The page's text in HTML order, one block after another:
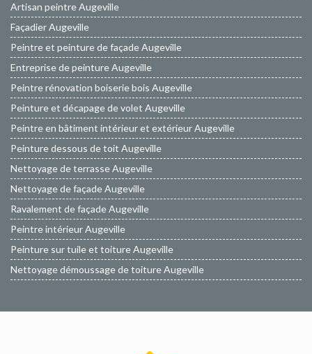
Artisan peintre Augeville
Façadier Augeville
Peintre et peinture de façade Augeville
Entreprise de peinture Augeville
Peintre rénovation boiserie bois Augeville
Peinture et décapage de volet Augeville
Peintre en bâtiment intérieur et extérieur Augeville
Peinture dessous de toit Augeville
Nettoyage de terrasse Augeville
Nettoyage de façade Augeville
Ravalement de façade Augeville
Peintre intérieur Augeville
Peinture sur tuile et toiture Augeville
Nettoyage démoussage de toiture Augeville